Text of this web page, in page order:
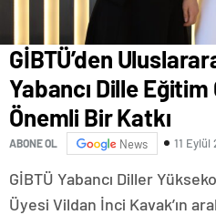
GİBTÜ’den
Yabancı Dille Eğitim
Önemli Bir Katkı
ABONE OL News 11 Eylül
GİBTÜ Yabancı Diller
Üyesi Vildan İnci Kavak’ın